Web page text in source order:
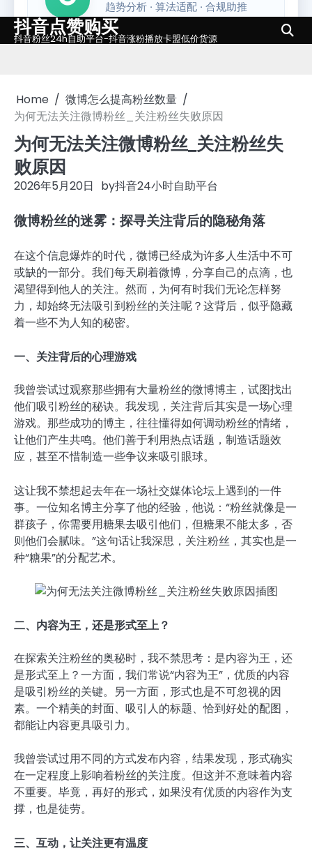
Skip
to
抖音点赞购买
抖音粉丝24h自助平台-抖音涨粉播放卡盟低价货源
Home
微博怎么提高粉丝数量
为何无法关注微博粉丝_关注粉丝失败原因
为何无法关注微博粉丝_关注粉丝失
败原因
2026年5月20日 by抖音24小时自助平台
微博粉丝的迷雾：探寻关注背后的隐秘角落
在这个信息爆炸的时代，微博已经成为许多人生活中不可
或缺的一部分。我们每天刷着微博，分享自己的点滴，也
渴望得到他人的关注。然而，为何有时我们无论怎样努
力，却始终无法吸引到粉丝的关注呢？这背后，似乎隐藏
着一些不为人知的秘密。
一、关注背后的心理游戏
我曾尝试过观察那些拥有大量粉丝的微博博主，试图找出
他们吸引粉丝的秘诀。我发现，关注背后其实是一场心理
游戏。那些成功的博主，往往懂得如何调动粉丝的情绪，
让他们产生共鸣。他们善于利用热点话题，制造话题效
应，甚至不惜制造一些争议来吸引眼球。
这让我不禁想起去年在一场社交媒体论坛上遇到的一件
事。一位知名博主分享了他的经验，他说：“粉丝就像是一
群孩子，你需要用糖果去吸引他们，但糖果不能太多，否
则他们会腻味。”这句话让我深思，关注粉丝，其实也是一
种“糖果”的分配艺术。
二、内容为王，还是形式至上？
在探索关注粉丝的奥秘时，我不禁思考：是内容为王，还
是形式至上？一方面，我们常说“内容为王”，优质的内容
是吸引粉丝的关键。另一方面，形式也是不可忽视的因
素。一个精美的封面、吸引人的标题、恰到好处的配图，
都能让内容更具吸引力。
我曾尝试过用不同的方式发布内容，结果发现，形式确实
在一定程度上影响着粉丝的关注度。但这并不意味着内容
不重要。毕竟，再好的形式，如果没有优质的内容作为支
撑，也是徒劳。
三、互动，让关注更有温度